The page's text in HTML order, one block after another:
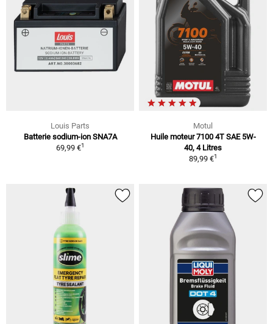
Louis Parts
Batterie sodium-ion SNA7A
69,99 €1
Motul
Huile moteur 7100 4T SAE 5W-
40, 4 Litres
89,99 €1